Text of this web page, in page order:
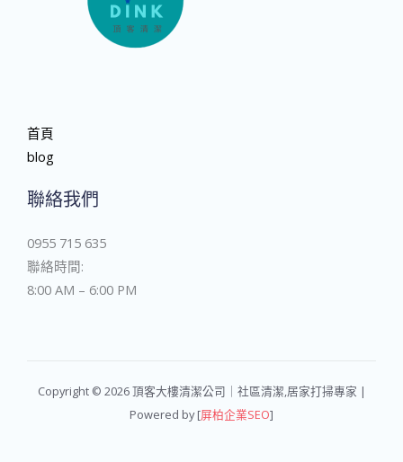
首頁
blog
聯絡我們
0955 715 635
聯絡時間:
8:00 AM – 6:00 PM
Copyright © 2026 頂客大樓清潔公司｜社區清潔,居家打掃專家 |
Powered by [屏柏企業SEO]